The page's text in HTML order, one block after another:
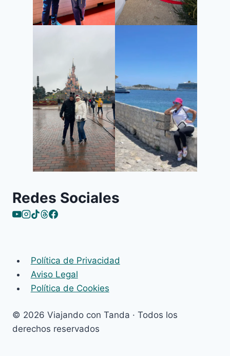
Redes Sociales
Política de Privacidad
Aviso Legal
Política de Cookies
© 2026 Viajando con Tanda · Todos los
derechos reservados